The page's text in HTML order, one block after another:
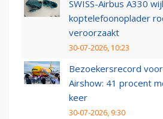
SWISS-Airbus A330
koptelefoonoplader
veroorzaakt
30-07-2026, 10:23
Bezoekersrecord
Airshow: 41 procent
keer
30-07-2026, 9:30